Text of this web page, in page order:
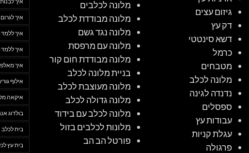
גיזום עצים
דק עץ
דשא סינטטי
כרמל
מטבחים
מלונה לכלב
נדנדה לגינה
ספסלים
עבודות עץ
עגלת קניות
פרגולה
מלונה לכלבים
מלונה מבודדת לכלב
מלונה נגד גשם
מלונה עם מרפסת
מלונה מבודדת חום קור
בניית מלונה לכלב
מלונה מעוצבת לכלב
מלונה גדולה לכלב
מלונה לכלב עם בידוד
מלונות לכלבים בזול
פורטל הב הב
איך
איך
איך
איך
אילוף
איקאה
בולדוג
בית לכלב
בית עץ